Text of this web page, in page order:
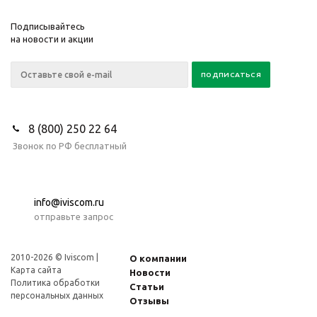
Подписывайтесь
на новости и акции
8 (800) 250 22 64
Звонок по РФ бесплатный
info@iviscom.ru
отправьте запрос
2010-2026 © Iviscom |
Карта сайта
Политика обработки
персональных данных
О компании
Новости
Статьи
Отзывы